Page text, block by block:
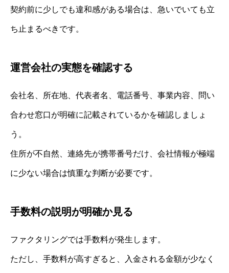
契約前に少しでも違和感がある場合は、急いでいても立
ち止まるべきです。
運営会社の実態を確認する
会社名、所在地、代表者名、電話番号、事業内容、問い
合わせ窓口が明確に記載されているかを確認しましょ
う。
住所が不自然、連絡先が携帯番号だけ、会社情報が極端
に少ない場合は慎重な判断が必要です。
手数料の説明が明確か見る
ファクタリングでは手数料が発生します。
ただし、手数料が高すぎると、入金される金額が少なく